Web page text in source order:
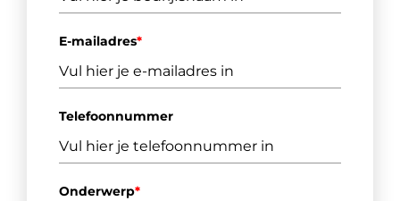
E-mailadres*
Telefoonnummer
Onderwerp*